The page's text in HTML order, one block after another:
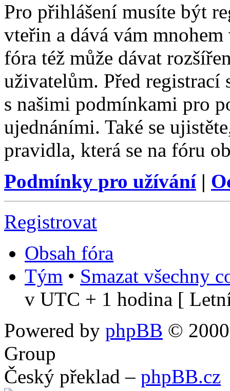
Pro přihlášení musíte být
vteřin a dává vám
fóra též může dávat
uživatelům. Před registrací
s našimi podmínkami pro
ujednáními. Také se
pravidla, která se na fóru
Podmínky pro užívání|
Registrovat
Obsah fóra
Tým • Smazat všechny
v UTC + 1 hodina [
Powered by phpBB ©
Group
Český překlad – phpBB.cz